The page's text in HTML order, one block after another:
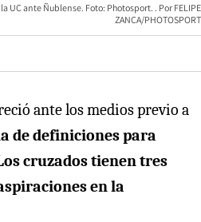
UC ante Ñublense. Foto: Photosport.
FELIPE
ZANCA/PHOTOSPORT
ante los medios previo a
de definiciones para
cruzados tienen tres
en la